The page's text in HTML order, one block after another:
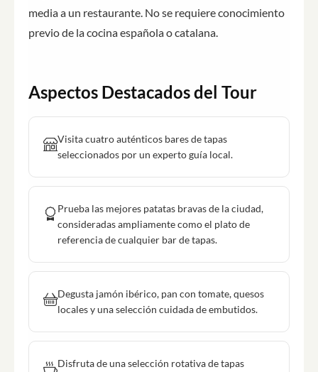
media a un restaurante. No se requiere conocimiento
previo de la cocina española o catalana.
Aspectos Destacados del Tour
Visita cuatro auténticos bares de tapas
seleccionados por un experto guía local.
Prueba las mejores patatas bravas de la ciudad,
consideradas ampliamente como el plato de
referencia de cualquier bar de tapas.
Degusta jamón ibérico, pan con tomate, quesos
locales y una selección cuidada de embutidos.
Disfruta de una selección rotativa de tapas